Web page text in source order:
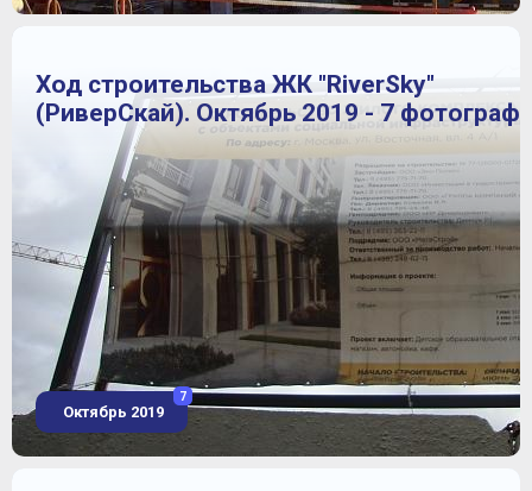
Ход строительства ЖК "RiverSky"
(РиверСкай). Октябрь 2019 - 7
Октябрь 2019
7